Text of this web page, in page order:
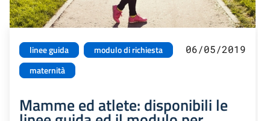
linee guida
modulo di richiesta
maternità
06/05/2019
Mamme ed atlete: disponibili le